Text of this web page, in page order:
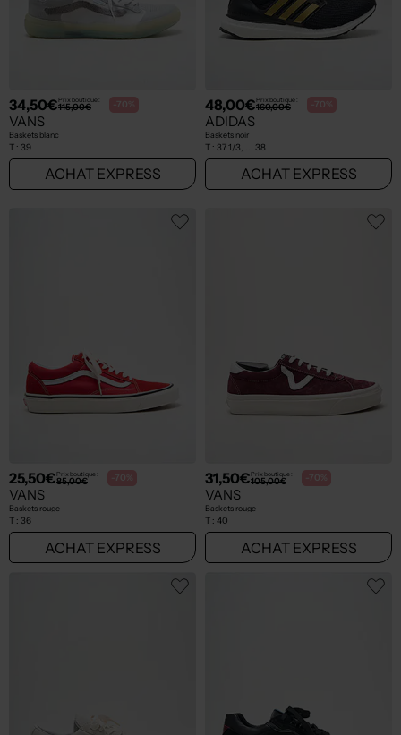
34,50€Prix boutique :
115,00€ -70%
VANS
Baskets blanc
T : 39
ACHAT EXPRESS
48,00€Prix boutique :
160,00€ -70%
ADIDAS
Baskets noir
T : 37 1/3, ... 38
ACHAT EXPRESS
25,50€Prix boutique :
85,00€ -70%
VANS
Baskets rouge
T : 36
ACHAT EXPRESS
31,50€Prix boutique :
105,00€ -70%
VANS
Baskets rouge
T : 40
ACHAT EXPRESS